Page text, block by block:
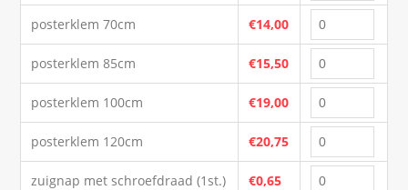
posterklem 70cm €14,00
posterklem 85cm €15,50
posterklem 100cm €19,00
posterklem 120cm €20,75
zuignap met schroefdraad (1st.) €0,65